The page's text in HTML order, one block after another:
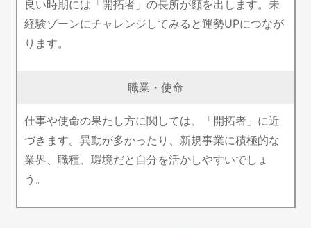
良い時期には「開拓者」の長所が顔を出します。未
経験ゾーンにチャレンジしてみると運勢UPにつなが
ります。
職業・使命
仕事や使命の果たし方に関しては、「開拓者」に近
づきます。異動が多かったり、新規事業に積極的な
業界、職種、環境だと自分を活かしやすいでしょ
う。